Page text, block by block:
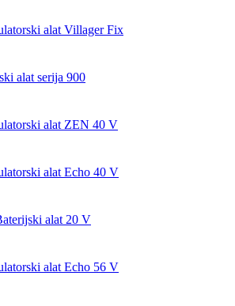
alat Villager Fix
alat serija 900
alat ZEN 40 V
alat Echo 40 V
alat 20 V
alat Echo 56 V